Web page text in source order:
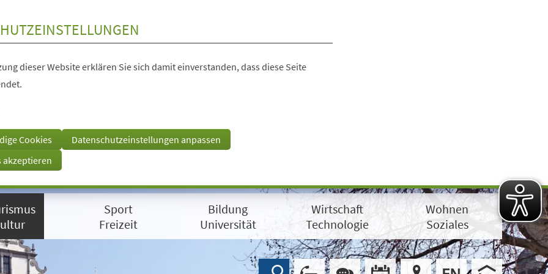
dieser Website erklären Sie sich damit einverstanden, dass diese Seite
Cookies
Datenschutzeinstellungen anpassen
akzeptieren
Sport
Freizeit
Bildung
Universität
Wirtschaft
Technologie
Wohnen
Soziales